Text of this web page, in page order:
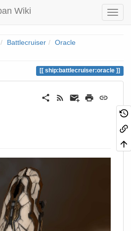
Wiki
Battlecruiser
Oracle
ship:battlecruiser:oracle